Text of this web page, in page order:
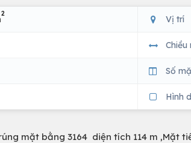
2
Vị trí
Số
Hình
mặt bằng 3164 diện tích 114 m ,Mặt